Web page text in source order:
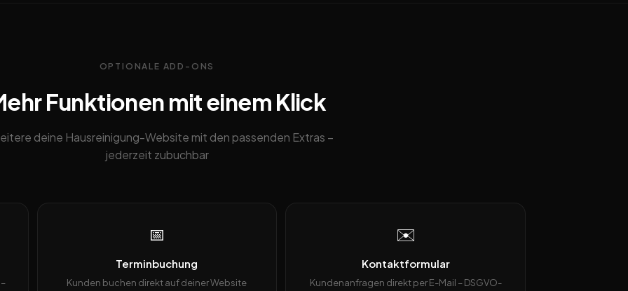
OPTIONALE ADD-ONS
Funktionen mit einem Klick
deine Hausreinigung-Website mit den passenden Extras –
jederzeit zubuchbar
📅
Terminbuchung
Kunden buchen direkt auf deiner Website
✉️
Kontaktformular
Kundenanfragen direkt per E-Mail – DSGVO-